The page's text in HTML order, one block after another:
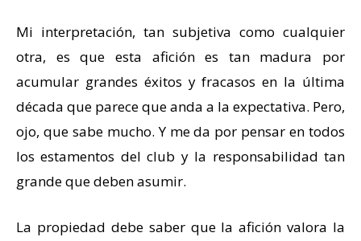
Mi interpretación, tan subjetiva como cualquier
otra, es que esta afición es tan madura por
acumular grandes éxitos y fracasos en la última
década que parece que anda a la expectativa. Pero,
ojo, que sabe mucho. Y me da por pensar en todos
los estamentos del club y la responsabilidad tan
grande que deben asumir.
La propiedad debe saber que la afición valora la